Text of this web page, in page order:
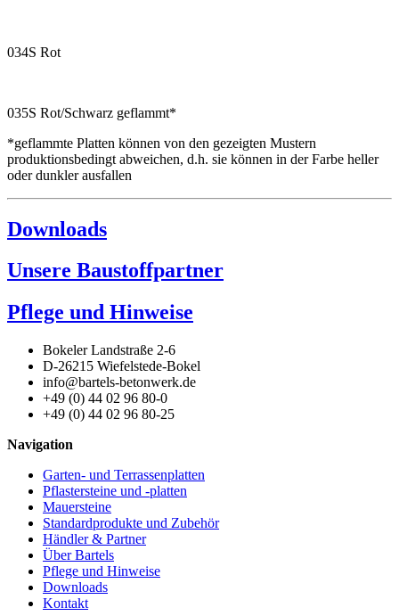
034S Rot
035S Rot/Schwarz geflammt*
*geflammte Platten können von den gezeigten Mustern
produktionsbedingt abweichen, d.h. sie können in der Farbe heller
oder dunkler ausfallen
Downloads
Unsere Baustoffpartner
Pflege und Hinweise
Bokeler Landstraße 2-6
D-26215 Wiefelstede-Bokel
info@bartels-betonwerk.de
+49 (0) 44 02 96 80-0
+49 (0) 44 02 96 80-25
Navigation
Garten- und Terrassenplatten
Pflastersteine und -platten
Mauersteine
Standardprodukte und Zubehör
Händler & Partner
Über Bartels
Pflege und Hinweise
Downloads
Kontakt